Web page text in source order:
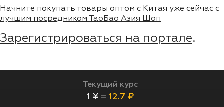
Начните покупать товары оптом с Китая уже сейчас с
лучшим посредником ТаоБао Азия Шоп
Зарегистрироваться на портале.
Текущий курс
1 ¥ = 12.7 ₽